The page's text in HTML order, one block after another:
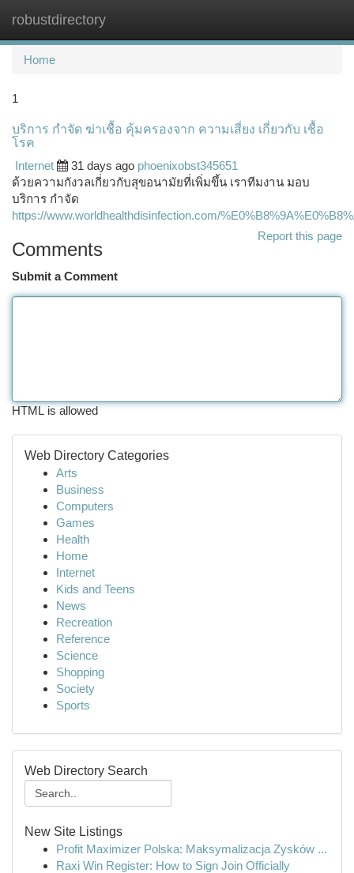
robustdirectory
Home
1
บริการ กำจัด ฆ่าเชื้อ คุ้มครองจาก ความเสี่ยง เกี่ยวกับ เชื้อ
โรค
Internet
31 days ago phoenixobst345651
ด้วยความกังวลเกี่ยวกับสุขอนามัยที่เพิ่มขึ้น เราทีมงาน มอบ
บริการ กำจัด
https://www.worldhealthdisinfection.com/
Report this page
Comments
Submit a Comment
HTML is allowed
Web Directory Categories
Arts
Business
Computers
Games
Health
Home
Internet
Kids and Teens
News
Recreation
Reference
Science
Shopping
Society
Sports
Web Directory Search
New Site Listings
Profit Maximizer Polska: Maksymalizacja Zysków ...
Raxi Win Register: How to Sign Join Officially